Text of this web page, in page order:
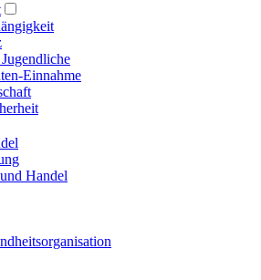
Einnahme
Handel